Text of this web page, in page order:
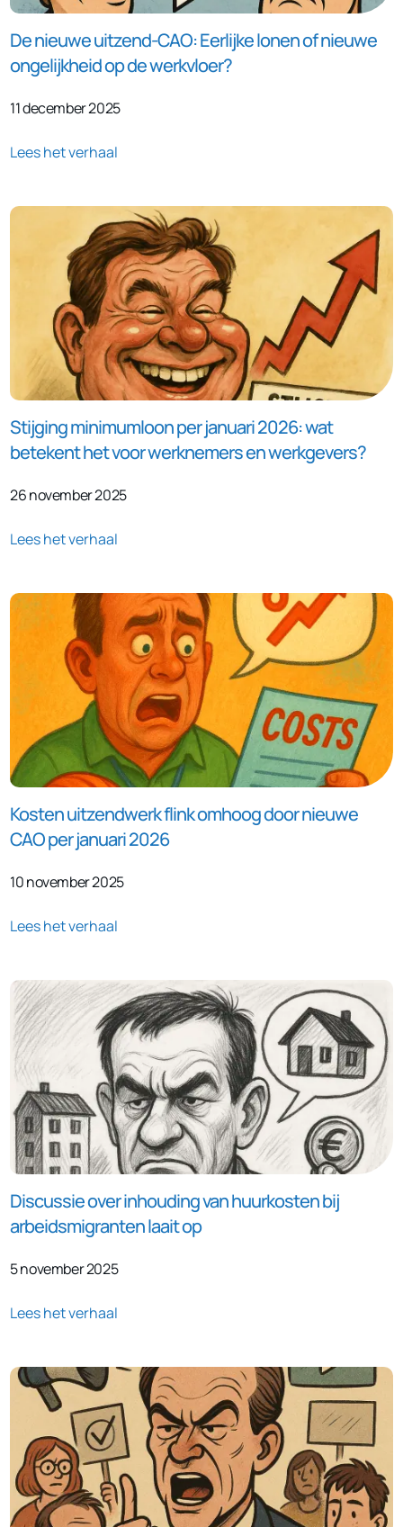
De nieuwe uitzend-CAO: Eerlijke lonen of nieuwe
ongelijkheid op de werkvloer?
11 december 2025
Lees het verhaal
Stijging minimumloon per januari 2026: wat
betekent het voor werknemers en werkgevers?
26 november 2025
Lees het verhaal
Kosten uitzendwerk flink omhoog door nieuwe
CAO per januari 2026
10 november 2025
Lees het verhaal
Discussie over inhouding van huurkosten bij
arbeidsmigranten laait op
5 november 2025
Lees het verhaal